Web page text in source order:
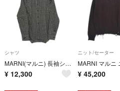
シャツ
MARNI(マルニ) 長袖シャツ サイズ48 M メンズ - 白×黒×ダークブラウン チェック柄
¥ 12,300
ニット/セーター
¥ 45,200